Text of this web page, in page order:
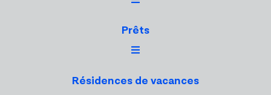
Prêts
Résidences de vacances